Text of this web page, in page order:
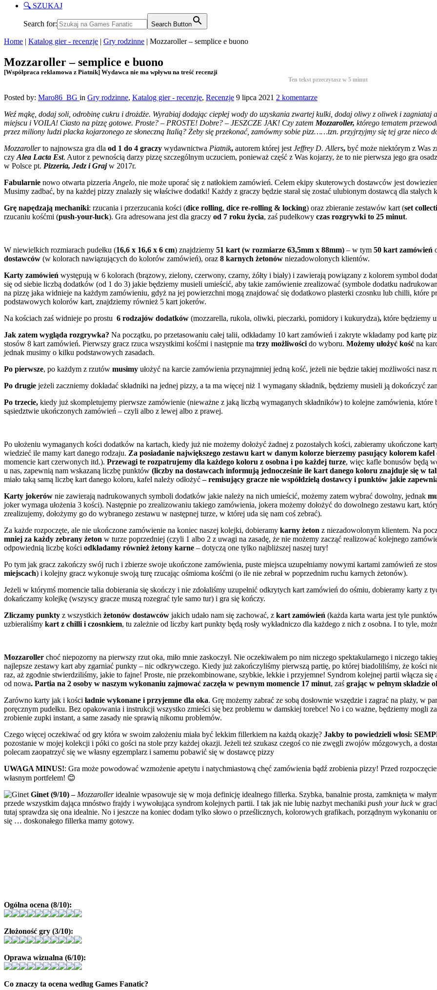
🔍 SZUKAJ
Search for: Search Button
Home | Katalog gier - recenzje | Gry rodzinne | Mozzaroller – semplice e buono
Mozzaroller – semplice e buono
[Współpraca reklamowa z Piatnik] Wydawca nie ma wpływu na treść recenzji
Ten tekst przeczytasz w 5 minut
Posted by: Maro86_BG in Gry rodzinne, Katalog gier - recenzje, Recenzje 9 lipca 2021 2 komentarze
Weź mąkę, dodaj soli, odrobinę cukru i drożdże. Wyrabiaj dodając ciepłej wody do uzyskania zwartej kulki, dodaj oliwy z oliwek i zagniataj
miejscu i VOILA! Ciasto na pizzę gotowe. Proste? – PROSTE! Dobre? – JESZCZE JAK! Czy zatem Mozzaroller, którego tematem
przez miliony ludzi placka kojarzonego ze słoneczną Italią? Żeby się przekonać, zamówmy sobie pizz……tzn. przyjrzyjmy się tej grze nieco
Mozzarollerto najnowsza gra dla od 1 do 4 graczy wydawnictwa Piatnik, autorem której jest Jeffrey D. Allers, być może niektórym z Was
czy Alea Lacta Est. Autor z pewnością darzy pizzę szczególnym uczuciem, ponieważ część z Was kojarzy, że to nie pierwsza jego gra
w Polsce pt. Pizzeria, Jedz i Grajw 2017r.
Fabularnie nowo otwarta pizzeria Angelo, nie może uporać się z natłokiem zamówień. Celem ekipy skuterowych dostawców jest
Musimy zadbać, by na każdej pizzy znalazły się właściwe dodatki! Każdy z graczy będzie starał się zostać ulubionym dostawcą dla stałych
Grę napędzają mechaniki: rzucania i przerzucania kości (dice rolling, dice re-rolling & locking) oraz zbieranie zestawów kart (set
rzucaniu kośćmi (push-your-luck). Gra adresowana jest dla graczy od 7 roku życia, zaś pudełkowy czas rozgrywki to 25 minut.
W niewielkich rozmiarach pudełku (16,6 x 16,6 x 6 cm) znajdziemy 51 kart (w rozmiarze 63,5mm x 88mm) – w tym 50 kart zamówień
dostawców (w kolorach nawiązujących do kolorów zamówień), oraz 8 karnych żetonów niezadowolonych klientów.
Karty zamówień występują w 6 kolorach (brązowy, zielony, czerwony, czarny, żółty i biały) i zawierają powiązany z kolorem symbol
się od siebie liczbą dodatków (od 1 do 3) jakie będziemy musieli umieścić, aby takie zamówienie zrealizować (symbole dodatku
na pizzę jaka widnieje na każdym zamówieniu, gdyż na jej powierzchni mogą znajdować się dodatkowo plasterki czosnku lub chilli, które
podstawowych kolorów kart, znajdziemy również 5 kart jokerów.
Na kościach zaś widnieje po prostu 6 rodzajów dodatków (mozzarella, rukola, oliwki, pieczarki, pomidory i kukurydza), które będziemy
Jak zatem wygląda rozgrywka? Na początku, po przetasowaniu całej talii, odkładamy 10 kart zamówień i zakryte wkładamy pod kartę
stosów 8 kart zamówień. Pierwszy gracz rzuca wszystkimi kośćmi i następnie ma trzy możliwości do wyboru. Możemy ułożyć kość na
jednak musimy o kilku podstawowych zasadach.
Po pierwsze, po każdym z rzutów musimy ułożyć na karcie zamówienia przynajmniej jedną kość, jeżeli nie będzie takiej możliwości nasz
Po drugie jeżeli zaczniemy dokładać składniki na jednej pizzy, a ta ma więcej niż 1 wymagany składnik, będziemy musieli ją dokończyć
Po trzecie, kiedy już skompletujemy pierwsze zamówienie (nieważne z jaką liczbą wymaganych składników) to kolejne zamówienia, które
sąsiedztwie ukończonych zamówień – czyli albo z lewej albo z prawej.
Po ułożeniu wymaganych kości dodatków na kartach, kiedy już nie możemy dołożyć żadnej z pozostałych kości, zabieramy ukończone
wiedzieć ile mamy kart danego rodzaju. Za posiadanie największego zestawu kart w danym kolorze bierzemy pasujący kolorem kafel
momencie kart czerwonych itd.). Przewagi te rozpatrujemy dla każdego koloru z osobna i po każdej turze, więc kafle bonusów będą
u nas, zapewnią nam wskazaną liczbę punktów (liczby na dostawcach informują jednocześnie ile kart danego koloru znajduje się w
miało taką samą liczbę kart danego koloru, kafel należy odłożyć– remisujący gracze nie współdzielą dostawcy i punktów jakie
Karty jokerów nie zawierają nadrukowanych symboli dodatków jakie należy na nich umieścić, możemy zatem wybrać dowolny, jednak
joker wymaga ułożenia 3 kości). Następnie po zrealizowaniu takiego zamówienia, jokera możemy dołożyć do dowolnego zestawu kart,
zrealizujemy, dołożymy go do wybranego zestawu w następnej turze, w której uda się nam coś zebrać).
Za każde rozpoczęte, ale nie ukończone zamówienie na koniec naszej kolejki, dobieramy karny żeton z niezadowolonym klientem. Na
mniej za każdy zebrany żeton w turze poprzedniej (czyli 1 albo 2 z uwagi na zasadę, że nie możemy zacząć realizować kolejnego
odpowiednią liczbę kości odkładamy również żetony karne – dotyczą one tylko najbliższej naszej tury!
Po tym jak gracz zakończy swój ruch i zbierze swoje ukończone zamówienia, puste miejsca uzupełniamy nowymi kartami zamówień ze
miejscach) i kolejny gracz wykonuje swoją turę rzucając ośmioma kośćmi (o ile nie zebrał w poprzednim ruchu karnych żetonów).
Jeżeli w którymś momencie talia dobierania się skończy i nie zdołaliśmy uzupełnić odkrytych kart zamówień do ośmiu, dobieramy karty z
dokańczamy kolejkę (wszyscy gracze muszą rozegrać tyle samo tur) i gra się kończy.
Zliczamy punkty z wszystkich żetonów dostawców jakich udało nam się zachować, z kart zamówień (każda karta warta jest tyle
uzbieraliśmy kart z chilli i czosnkiem, tu zależnie od liczby kart punkty będą rosły wykładniczo dla każdego z nich z osobna. I to tyle,
Mozzaroller choć niepozorny na pierwszy rzut oka, miło mnie zaskoczył. Nie oczekiwałem po nim niczego spektakularnego i niczego
najlepsze zestawy kart aby zgarniać punkty – nic odkrywczego. Kiedy już zakończyliśmy pierwszą partię, po której biadoliliśmy, że kości
raz, aż zgodnie stwierdziliśmy, jakie to fajne! Proste, nie przekombinowane, szybkie, lekkie i przyjemne! Syndrom kolejnej partii włącza
od nowa. Partia na 2 osoby w naszym wykonaniu zajmować zaczęła w pewnym momencie 17 minut, zaś grając w pełnym składzie
Zarówno karty jak i kości ładnie wykonane i przyjemne dla oka. Grę możemy zabrać ze sobą dosłownie wszędzie i zagrać na plaży, w
poręcznym pudełku. Bez opakowania i instrukcji wszystko zmieści się bez problemu w damskiej torebce! No i co ważne, będziemy mogli
zrobienie zupki instant, a same zasady nie sprawią nikomu problemów.
Czego więcej oczekiwać od gry która w swoim założeniu miała być lekkim fillerkiem na każdą okazję? Jakby to powiedzieli włosi:
pozostanie w mojej kolekcji i póki co gości na stole przy każdej okazji. Jeżeli też szukasz czegoś co nie zwęgli zwojów mózgowych, a
polecam zaopatrzyć się we własny egzemplarz i samemu pobawić się w dostawcę pizzy
UWAGA MINUS!: Gra może powodować wzmożenie apetytu i natychmiastową chęć zamówienia bądź zrobienia pizzy! Przed
własnym portfelem! 😊
Ginet (9/10) – Mozzarolleridealnie wpasowuje się w moja definicję idealnego fillerka. Szybka, banalnie prosta, zamknięta w
przede wszystkim dająca mnóstwo frajdy i wywołująca syndrom kolejnych partii. I tak jak nie lubię nazbyt mechaniki push your luckw
tutaj sprawdza się ona idealnie. No i jeszcze na koniec dodam tylko słowo o prześlicznych, kolorowych grafikach, porządnym wykonaniu
się … doskonałego fillerka mamy gotowy.
Ogólna ocena (8/10):
Złożoność gry (3/10):
Oprawa wizualna (6/10):
Co znaczy ta ocena według Games Fanatic?